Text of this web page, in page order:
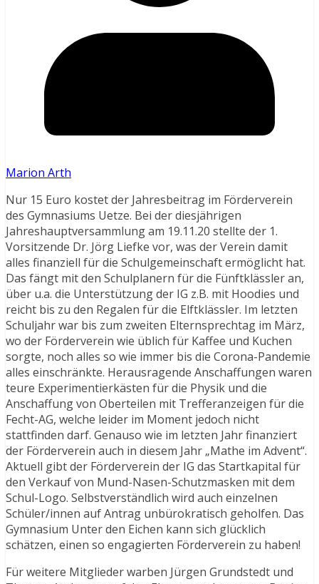
Marion Arth
Nur 15 Euro kostet der Jahresbeitrag im Förderverein
des Gymnasiums Uetze. Bei der diesjährigen
Jahreshauptversammlung am 19.11.20 stellte der 1.
Vorsitzende Dr. Jörg Liefke vor, was der Verein damit
alles finanziell für die Schulgemeinschaft ermöglicht hat.
Das fängt mit den Schulplanern für die Fünftklässler an,
über u.a. die Unterstützung der IG z.B. mit Hoodies und
reicht bis zu den Regalen für die Elftklässler. Im letzten
Schuljahr war bis zum zweiten Elternsprechtag im März,
wo der Förderverein wie üblich für Kaffee und Kuchen
sorgte, noch alles so wie immer bis die Corona-Pandemie
alles einschränkte. Herausragende Anschaffungen waren
teure Experimentierkästen für die Physik und die
Anschaffung von Oberteilen mit Trefferanzeigen für die
Fecht-AG, welche leider im Moment jedoch nicht
stattfinden darf. Genauso wie im letzten Jahr finanziert
der Förderverein auch in diesem Jahr „Mathe im Advent“.
Aktuell gibt der Förderverein der IG das Startkapital für
den Verkauf von Mund-Nasen-Schutzmasken mit dem
Schul-Logo. Selbstverständlich wird auch einzelnen
Schüler/innen auf Antrag unbürokratisch geholfen. Das
Gymnasium Unter den Eichen kann sich glücklich
schätzen, einen so engagierten Förderverein zu haben!
Für weitere Mitglieder warben Jürgen Grundstedt und